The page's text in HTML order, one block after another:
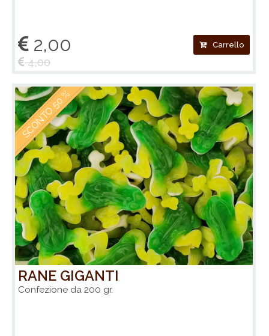
2,00
4,00
Carrello
SCONTO 50 %
RANE GIGANTI
Confezione da 200 gr.